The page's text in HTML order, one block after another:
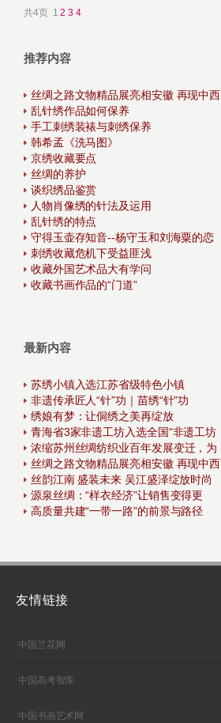
共4页 12 3 4
推荐内容
丝绸之路文物精品展亮相安徽 再现中西
乱针绣作品如何保养
手工刺绣装裱与刺绣保养
韩希孟《洗马图》
京绣收藏要点
丝绸的养护
谈织绣品鉴赏
人物肖像绣的针法及运用
乱针绣的特点
守得玉壶存知音--杨守玉和刘海粟的恋
刺绣收藏危机下受益匪浅
收藏外国艺术品大有学问
收藏书画作品的“门道”
最新内容
苏绣小镇入选江苏省级特色小镇
非遗传承匠人“针”功｜苗绣“针”功
绣娘有梦：让侗绣之美再绽放
青海省3家非遗工坊入选全国“非遗工坊
浓缩苏州丝绸纺织业百年发展变迁，为
丝绸之路文物精品展亮相安徽 再现中西
丝韵江南 盛装未来 吴江盛泽绽放时尚
源泉丝绸：“样衣经济”让销售变得更
高质量共建“一带一路”的前景与路径
友情链接
中国兰花网
中国高考智库
中国书画艺术网